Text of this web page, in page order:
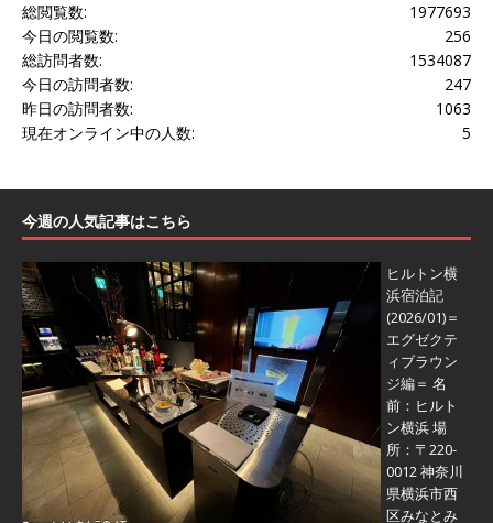
1977693
総閲覧数:
256
今日の閲覧数:
1534087
総訪問者数:
247
今日の訪問者数:
1063
昨日の訪問者数:
5
現在オンライン中の人数:
今週の人気記事はこちら
ヒルトン横
浜宿泊記
(2026/01)＝
エグゼクテ
ィブラウン
ジ編＝ 名
前：ヒルト
ン横浜 場
所：〒220-
0012 神奈川
県横浜市西
区みなとみ